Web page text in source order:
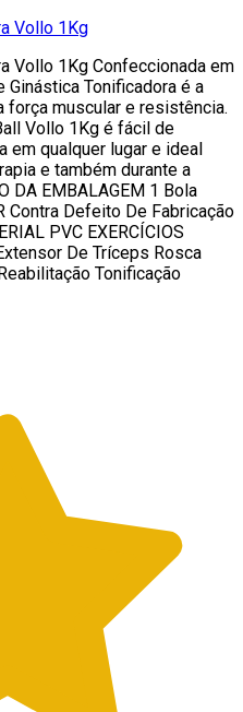
Vollo 1Kg
Vollo 1Kg Confeccionada em
Tonificadora é a
força muscular e resistência.
Vollo 1Kg é fácil de
em qualquer lugar e ideal
e também durante a
DA EMBALAGEM 1 Bola
Contra Defeito De Fabricação
PVC EXERCÍCIOS
De Tríceps Rosca
Tonificação